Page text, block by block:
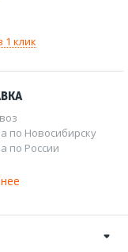
1 клик
по Новосибирску
по России